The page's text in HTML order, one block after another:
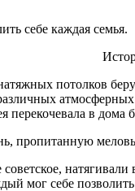
себе каждая семья.
потолков
перекочевала в
мог себе